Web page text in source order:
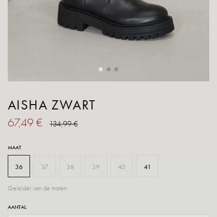
AISHA ZWART
67,49 € 134,99 €
MAAT
36 37 38 39 40 41
Geleider van de maten
AANTAL